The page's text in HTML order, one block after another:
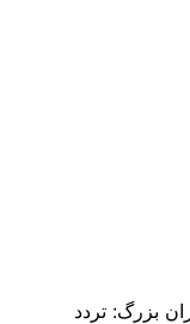
بزرگ: تردد